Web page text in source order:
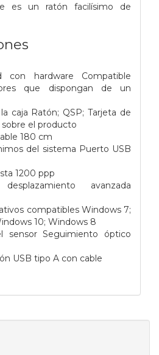
es un ratón facilísimo de
con hardware Compatible
que dispongan de un
caja Ratón; QSP; Tarjeta de
sobre el producto
180 cm
del sistema Puerto USB
1200 ppp
avanzada
compatibles Windows 7;
10; Windows 8
sensor Seguimiento óptico
USB tipo A con cable